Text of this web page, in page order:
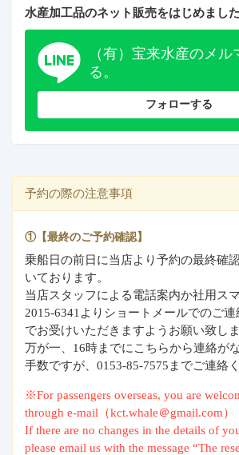
水産加工品のネット販売をはじめました
（有）宝来水産のメ
る。
フォローする
予約の際の注意事項
①【最終のご予約確認】
乗船日の前日に当店より予約の最終確
いております。
当店スタッフによる電話案内か社用ス
2015-6341よりショートメールでのご
でお受けいただきますようお願い致しま
万が一、16時までにこちらから連絡が
手数ですが、0153-85-7575までご連絡
※For passengers overseas, you are
through e-mail（kct.whale＠gmail.com）
If there are no changes in the details of
please email us with the message “The